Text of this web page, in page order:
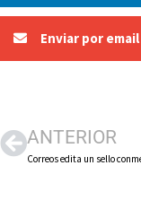
Enviar por email
ANTERIOR